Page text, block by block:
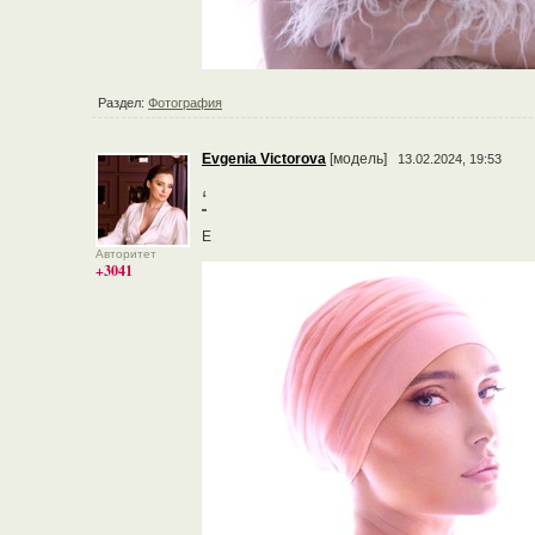
Раздел: Фотография
Авторитет
+3041
Evgenia Victorova [модель] 13.02.2024, 19:53
‘
Е